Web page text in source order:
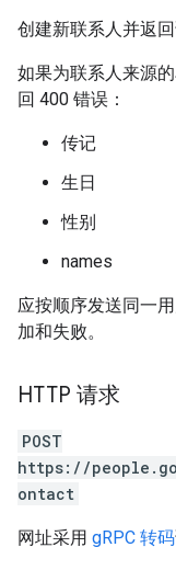
创建新联系人并返
如果为联系人来源
回 400 错误：
传记
生日
性别
names
应按顺序发送同一
加和失败。
HTTP 请求
POST
https://
ontact
网址采用 gRPC 转码